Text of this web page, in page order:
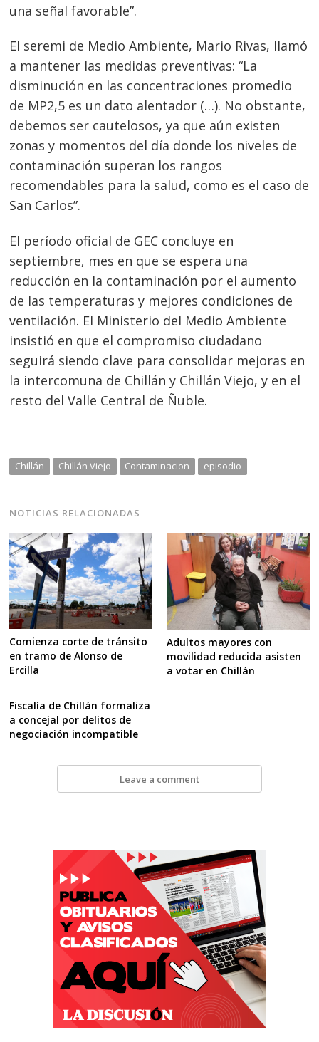
una señal favorable”.
El seremi de Medio Ambiente, Mario Rivas, llamó
a mantener las medidas preventivas: “La
disminución en las concentraciones promedio
de MP2,5 es un dato alentador (…). No obstante,
debemos ser cautelosos, ya que aún existen
zonas y momentos del día donde los niveles de
contaminación superan los rangos
recomendables para la salud, como es el caso de
San Carlos”.
El período oficial de GEC concluye en
septiembre, mes en que se espera una
reducción en la contaminación por el aumento
de las temperaturas y mejores condiciones de
ventilación. El Ministerio del Medio Ambiente
insistió en que el compromiso ciudadano
seguirá siendo clave para consolidar mejoras en
la intercomuna de Chillán y Chillán Viejo, y en el
resto del Valle Central de Ñuble.
Chillán Chillán Viejo Contaminacion episodio
NOTICIAS RELACIONADAS
Comienza corte de tránsito
en tramo de Alonso de
Ercilla
Adultos mayores con
movilidad reducida asisten
a votar en Chillán
Fiscalía de Chillán formaliza
a concejal por delitos de
negociación incompatible
Leave a comment